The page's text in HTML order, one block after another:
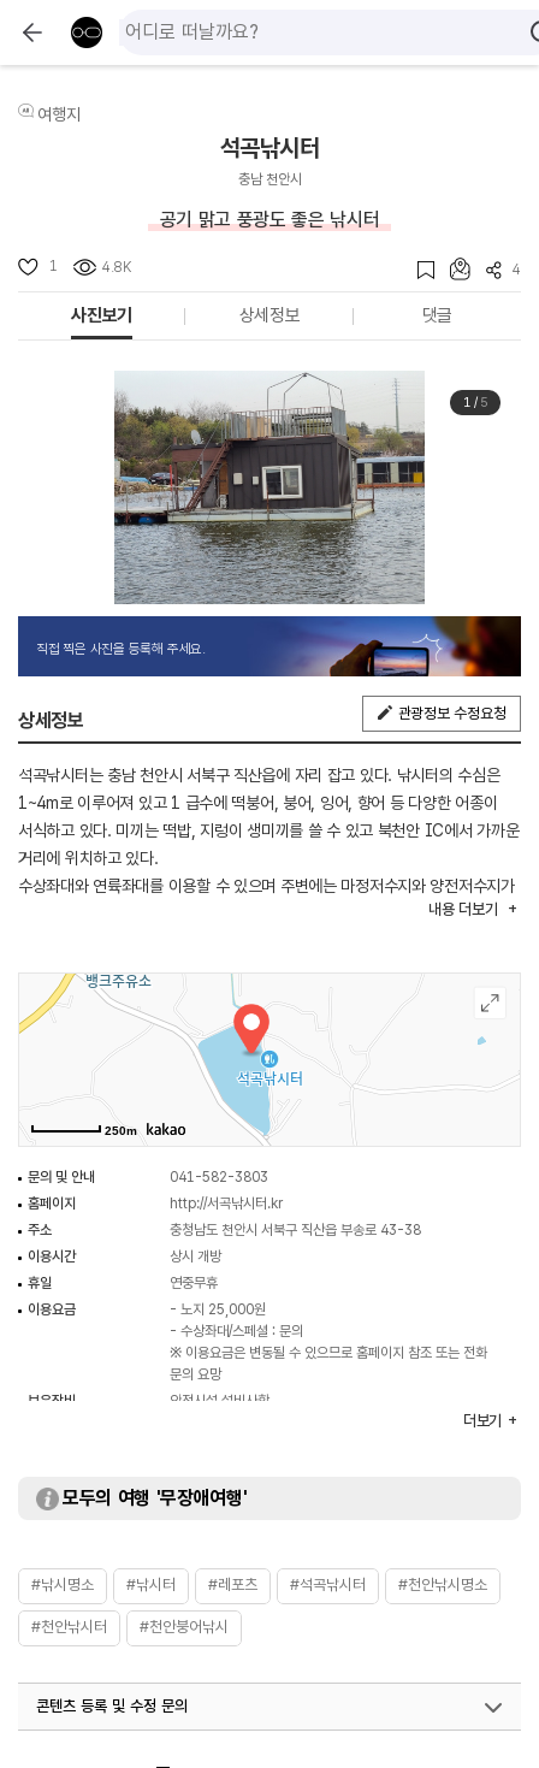
여행지
석곡낚시터
충남 천안시
공기 맑고 풍광도 좋은 낚시터
1 4.8K 4
사진보기 상세정보 댓글
1/ 5
직접 찍은 사진을 등록해 주세요.
상세정보 관광정보 수정요청
석곡낚시터는 충남 천안시 서북구 직산읍에 자리 잡고 있다. 낚시터의 수심은
1~4m로 이루어져 있고 1 급수에 떡붕어, 붕어, 잉어, 향어 등 다양한 어종이
서식하고 있다. 미끼는 떡밥, 지렁이 생미끼를 쓸 수 있고 북천안 IC에서 가까운
거리에 위치하고 있다.
수상좌대와 연륙좌대를 이용할 수 있으며 주변에는 마정저수지와 양전저수지가
내용 더보기
250m
문의 및 안내
041-582-3803
홈페이지
http://서곡낚시터.kr
주소
충청남도 천안시 서북구 직산읍 부송로 43-38
이용시간
상시 개방
휴일
연중무휴
이용요금
- 노지 25,000원
- 수상좌대/스페셜 : 문의
※ 이용요금은 변동될 수 있으므로 홈페이지 참조 또는 전화
문의 요망
보유장비
안전시설 설비사항
더보기
모두의 여행 '무장애여행'
#낚시명소 #낚시터 #레포츠 #석곡낚시터 #천안낚시명소
#천안낚시터 #천안붕어낚시
콘텐츠 등록 및 수정 문의